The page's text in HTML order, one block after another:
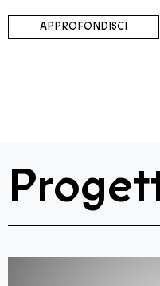
APPROFONDISCI